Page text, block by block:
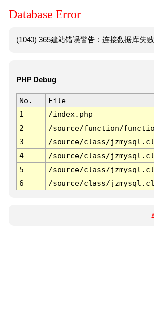
Database Error
(1040) 365建站错误警告：连接数据库失
PHP Debug
No. File
1
/index.php
2
/source/function/
3
/source/class/
4
/source/class/
5
/source/class/
6
/source/class/